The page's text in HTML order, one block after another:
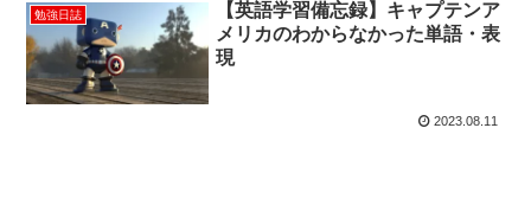
勉強日誌
【英語学習備忘録】キャプテンア
メリカのわからなかった単語・表
現
2023.08.11